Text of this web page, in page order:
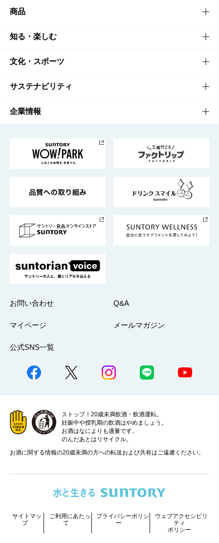
商品
商品TOP
商品一覧
商品発売情報
栄養成分一覧
知る・楽しむ
知る・楽しむTOP
キャンペーン
工場見学
地域情報
文化・スポーツ
文化・スポーツTOP
サントリーホール
サントリーサンバーズ大阪
サステナビリティ
サステナビリティTOP
サントリーが考えるサステナビリティ経営
企業情報
企業概要
採用情報
お問い合わせ Q&A
マイページ メールマガジン
公式SNS一覧
ストップ！20歳未満飲酒・飲酒運転。
妊娠中や授乳期の飲酒はやめましょう。
お酒はなによりも適量です。
のんだあとはリサイクル。
お酒に関する情報の20歳未満の方への転送および共有はご遠慮ください。
サイトマッ
プ
ご利用にあたっ
て
プライバシーポリシ
ー
ウェブアクセシビリ
ティ
ポリシー